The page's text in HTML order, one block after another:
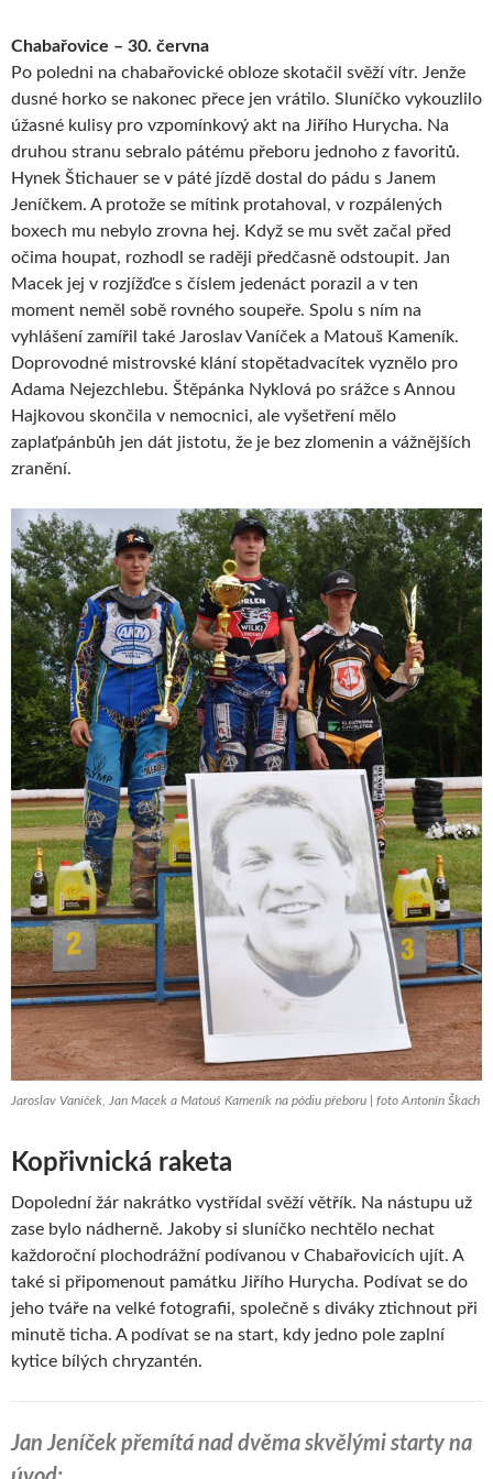
Chabařovice – 30. června
Po poledni na chabařovické obloze skotačil svěží vítr. Jenže
dusné horko se nakonec přece jen vrátilo. Sluníčko vykouzlilo
úžasné kulisy pro vzpomínkový akt na Jiřího Hurycha. Na
druhou stranu sebralo pátému přeboru jednoho z favoritů.
Hynek Štichauer se v páté jízdě dostal do pádu s Janem
Jeníčkem. A protože se mítink protahoval, v rozpálených
boxech mu nebylo zrovna hej. Když se mu svět začal před
očima houpat, rozhodl se raději předčasně odstoupit. Jan
Macek jej v rozjížďce s číslem jedenáct porazil a v ten
moment neměl sobě rovného soupeře. Spolu s ním na
vyhlášení zamířil také Jaroslav Vaníček a Matouš Kameník.
Doprovodné mistrovské klání stopětadvacítek vyznělo pro
Adama Nejezchlebu. Štěpánka Nyklová po srážce s Annou
Hajkovou skončila v nemocnici, ale vyšetření mělo
zaplaťpánbůh jen dát jistotu, že je bez zlomenin a vážnějších
zranění.
Jaroslav Vaníček, Jan Macek a Matouš Kameník na pódiu přeboru | foto Antonín Škach
Kopřivnická raketa
Dopolední žár nakrátko vystřídal svěží větřík. Na nástupu už
zase bylo nádherně. Jakoby si sluníčko nechtělo nechat
každoroční plochodrážní podívanou v Chabařovicích ujít. A
také si připomenout památku Jiřího Hurycha. Podívat se do
jeho tváře na velké fotografii, společně s diváky ztichnout při
minutě ticha. A podívat se na start, kdy jedno pole zaplní
kytice bílých chryzantén.
Jan Jeníček přemítá nad dvěma skvělými starty na